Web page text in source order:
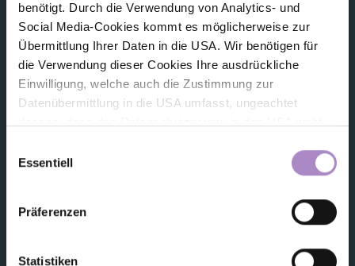
benötigt. Durch die Verwendung von Analytics- und
Social Media-Cookies kommt es möglicherweise zur
Übermittlung Ihrer Daten in die USA. Wir benötigen für
die Verwendung dieser Cookies Ihre ausdrückliche
Einwilligung, welche auch die Zustimmung zur
Datenübermittlung in die USA umfasst, ungeachtet
für die Rechte und Freiheiten der betroffenen Personen
nach sich ziehen kann. Die Einwilligung erteilen Sie
dadurch, dass Sie die ausgewählten Cookies durch
Aktivierung des Buttons akzeptieren. Sie können Ihre
das runde co Symbol rechts unten auf der Webseite -
Essentiell
Präferenzen
Statistiken
Allgemeine Geschäftsbedingungen
Datenschutz
Barrierefreiheitserklärung
Hinweisgeber:innensystem (Whistleblower-System)
Österreich